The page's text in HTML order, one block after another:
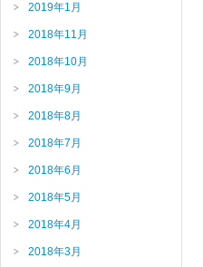
2019年1月
2018年11月
2018年10月
2018年9月
2018年8月
2018年7月
2018年6月
2018年5月
2018年4月
2018年3月